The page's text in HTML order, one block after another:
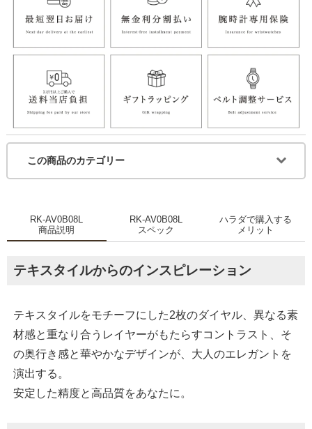
この商品のカテゴリー
RK-AV0B08L
商品説明
RK-AV0B08L
スペック
ハラダで購入する
メリット
テキスタイルからのインスピレーション
テキスタイルをモチーフにした2枚のダイヤル、異なる素
材感と重なり合うレイヤーがもたらすコントラスト、そ
の奥行き感と華やかなデザインが、大人のエレガントを
演出する。
安定した精度と高品質をあなたに。